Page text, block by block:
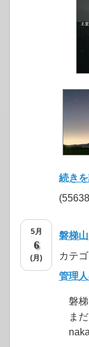
続き
5月
6
(月)
磐梯山
カテ
管理
磐
ま